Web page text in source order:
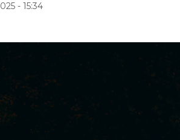
- 15:34